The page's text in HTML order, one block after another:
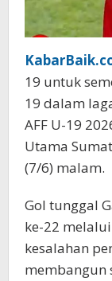
19 untuk
19 dalam
AFF U-19
Utama
(7/6) malam.
Gol tunggal
ke-22
kesalahan
membangun